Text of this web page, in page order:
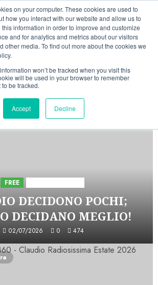
on your computer. These cookies are used to
how you interact with our website and allow us to
information in order to improve and customize
and for analytics and metrics about our visitors
other media. To find out more about the cookies we
won’t be tracked when you visit this
will be used in your browser to remember
be tracked.
Accept Decline
08/08/202620:29:40
Facebook
X TelegramWhatsappMastodon
ASTORRI
FREE
DECIDONO POCHI;
DECIDANO MEGLIO!
02/07/2026 0 474